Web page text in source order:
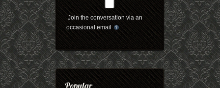
Join the conversation via an
occasional email